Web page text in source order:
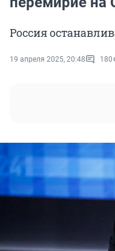
Россия
19 апреля 2025, 20:48 180